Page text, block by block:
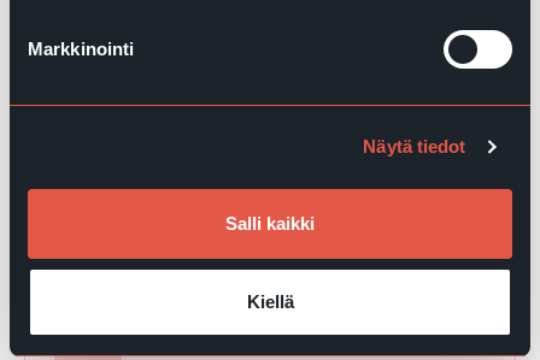
Markkinointi
Näytä tiedot
Salli kaikki
Kiellä
elinkaaripalvelun, joka kattaa kaiken tilauksesta
ylläpitoon ja jatkuvaan kehittämiseen asti.